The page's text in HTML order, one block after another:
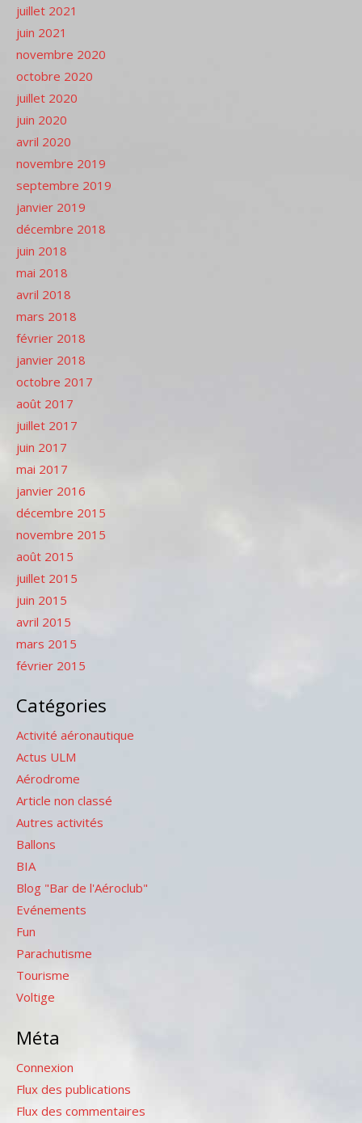
juillet 2021
juin 2021
novembre 2020
octobre 2020
juillet 2020
juin 2020
avril 2020
novembre 2019
septembre 2019
janvier 2019
décembre 2018
juin 2018
mai 2018
avril 2018
mars 2018
février 2018
janvier 2018
octobre 2017
août 2017
juillet 2017
juin 2017
mai 2017
janvier 2016
décembre 2015
novembre 2015
août 2015
juillet 2015
juin 2015
avril 2015
mars 2015
février 2015
Catégories
Activité aéronautique
Actus ULM
Aérodrome
Article non classé
Autres activités
Ballons
BIA
Blog "Bar de l'Aéroclub"
Evénements
Fun
Parachutisme
Tourisme
Voltige
Méta
Connexion
Flux des publications
Flux des commentaires